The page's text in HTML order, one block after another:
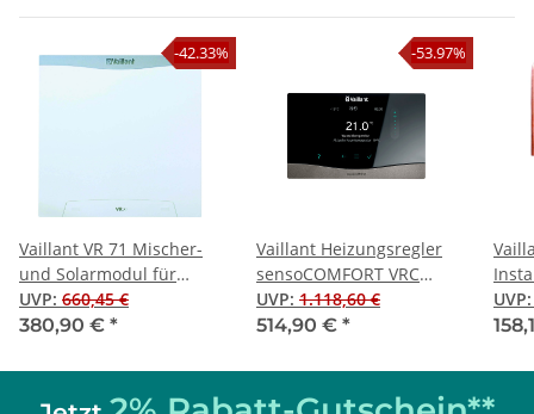
-42.33%
Vaillant VR 71 Mischer-
und Solarmodul für
multiMATIC 700 und
sensoCOMFORT 720
UVP: 660,45 €
380,90 € *
-53.97%
Vaillant Heizungsregler
sensoCOMFORT VRC
720/3, eBUS-Schnittstelle
UVP: 1.118,60 €
514,90 € *
UVP